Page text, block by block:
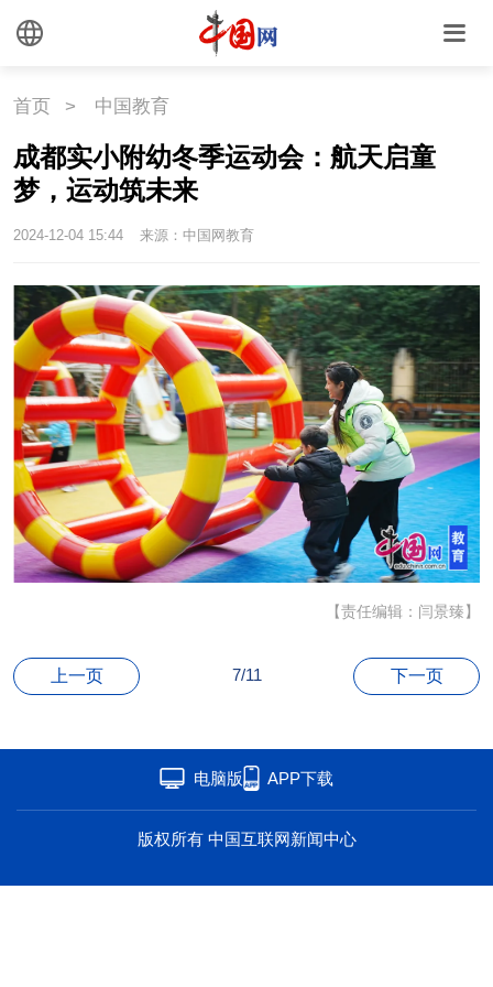
中国关键词
文化
文化 文创 艺术
中国瓷
国情
国情 助残 一带一路
海洋 草原 湾区
联盟 心理 老年
首页 > 中国教育
成都实小附幼冬季运动会：航天启童
梦，运动筑未来
2024-12-04 15:44 来源：中国网教育
【责任编辑：闫景臻】
上一页 7/11 下一页
电脑版 APP下载
版权所有 中国互联网新闻中心